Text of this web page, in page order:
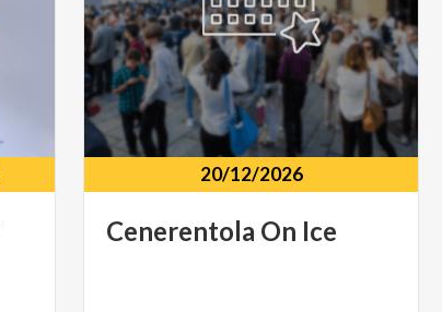
20/12/2026
Cenerentola On Ice